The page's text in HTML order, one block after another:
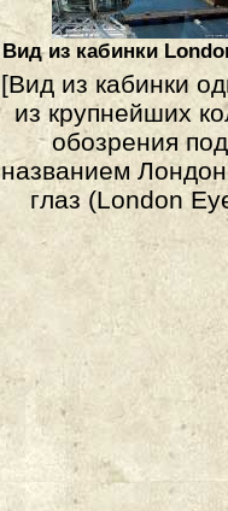
Вид из кабинки
[Вид из кабинки
из крупнейших
обозрения под
названием
глаз (London